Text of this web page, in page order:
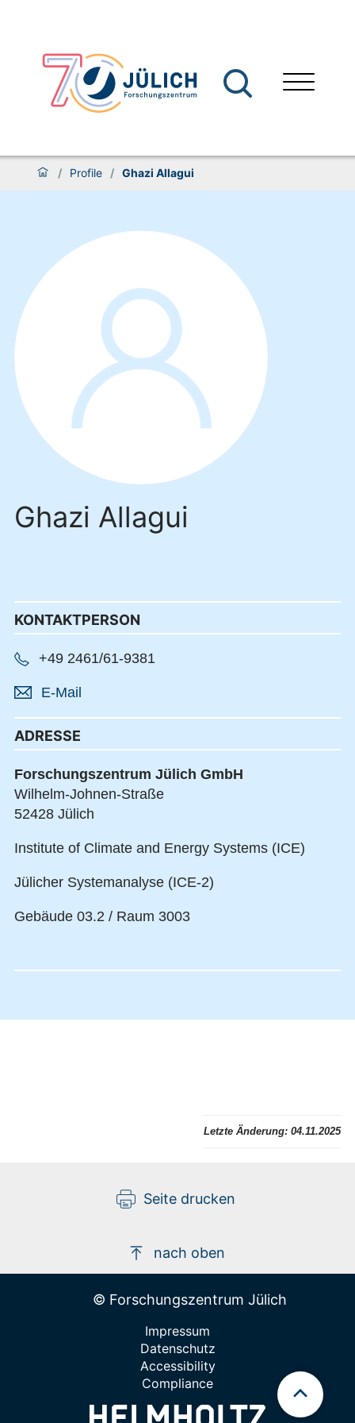
/ Profile / Ghazi Allagui
Ghazi Allagui
KONTAKTPERSON
+49 2461/61-9381
E-Mail
ADRESSE
Forschungszentrum Jülich GmbH
Wilhelm-Johnen-Straße
52428 Jülich
Institute of Climate and Energy Systems (ICE)
Jülicher Systemanalyse (ICE-2)
Gebäude 03.2 / Raum 3003
Letzte Änderung: 04.11.2025
Seite drucken
nach oben
© Forschungszentrum Jülich
Impressum
Datenschutz
Accessibility
Compliance